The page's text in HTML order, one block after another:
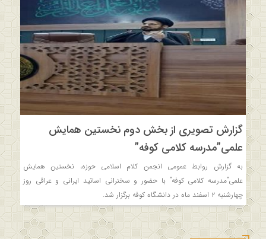
گزارش تصویری از بخش دوم نخستین همایش
علمی”مدرسه کلامی کوفه”
به گزارش روابط عمومی انجمن کلام اسلامی حوزه، نخستین همایش
علمی”مدرسه کلامی کوفه” با حضور و سخنرانی اساتید ایرانی و عراقی روز
چهارشنبه ۲ اسفند ماه در دانشگاه کوفه برگزار شد.